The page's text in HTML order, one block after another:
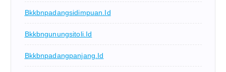
Bkkbnpadangsidimpuan.id
Bkkbngunungsitoli.id
Bkkbnpadangpanjang.id